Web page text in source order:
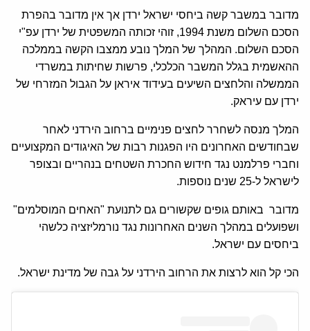
מדובר במשבר קשה ביחסי ישראל ירדן אך אין מדובר בהפרת
הסכם השלום משנת 1994, זוהי זכותה המשפטית של ירדן עפ"י
הסכם השלום. המהלך של המלך נובע ממצבו הקשה בממלכה
ההאשמית בגלל המשבר הכלכלי, פרשות שחיתות במשרדי
הממשלה והלחצים השיעים בעידוד איראן על הגבול המזרחי של
ירדן עם עיראק.
המלך מנסה לשחרר לחצים פנימיים ברחוב הירדני לאחר
שבחודשים האחרונים היו הפגנות רבות של האיגודים המקצועיים
וחברי פרלמנט נגד חידוש החכרת השטחים בנהריים ובצופר
לישראל ל-25 שנים נוספות.
מדובר באותם גופים שקשורים גם לתנועת "האחים המוסלמים"
ושפועלים במהלך השנים האחרונות נגד נורמליזציה כלשהי
ביחסים עם ישראל.
הכי קל הוא לרצות את הרחוב הירדני על גבה של מדינת ישראל.